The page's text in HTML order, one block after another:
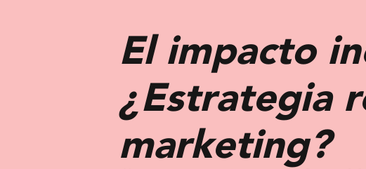
El impacto
¿Estrategia
marketing?